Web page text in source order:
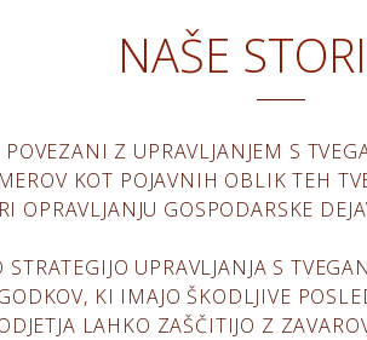
NAŠE
Z UPRAVLJANJEM S
KOT POJAVNIH OBLIK TEH
OPRAVLJANJU GOSPODARSKE
UPRAVLJANJA S
KI IMAJO ŠKODLJIVE
LAHKO ZAŠČITIJO Z